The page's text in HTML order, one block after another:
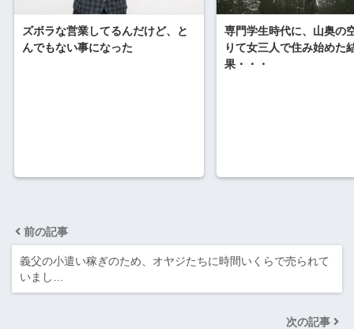
ズボラな営業してるんだけど、と
んでもない事になった
専門学生時代に、山奥の
りて女三人で住み始めた
果・・・
前の記事
義父の小遣い稼ぎのため、オヤジたちに時間いくらで売られて
いまし…
次の記事